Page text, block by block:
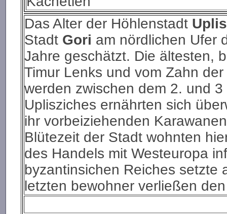
Das Alter der Höhlenstadt
Stadt Gori am nördlichen Ufer
Jahre geschätzt. Die ältesten,
Timur Lenks und vom Zahn
werden zwischen dem 2. und
Uplisziches ernährten sich
ihr vorbeiziehenden
Blütezeit der Stadt wohnten
des Handels mit Westeuropa
byzantinsichen Reiches setzte
letzten bewohner verließen